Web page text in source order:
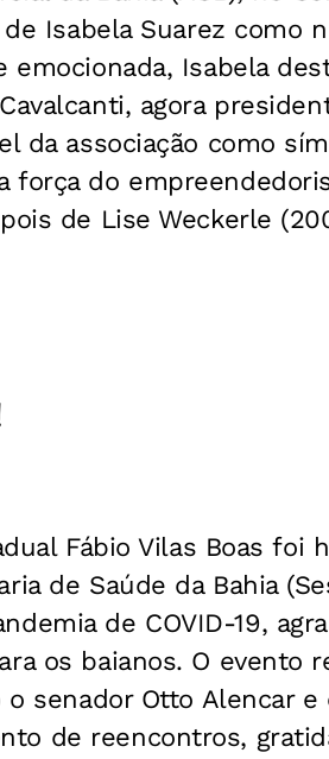
Isabela Suarez como
Isabela
agora
da associação como
força do
de Lise Weckerle
Fábio Vilas Boas foi
de Saúde da Bahia
de COVID-19,
os baianos. O evento
senador Otto Alencar e
de reencontros,